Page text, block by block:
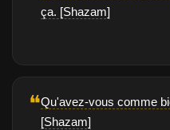
ça. [Shazam]
❝Qu'avez-vous comme
[Shazam]